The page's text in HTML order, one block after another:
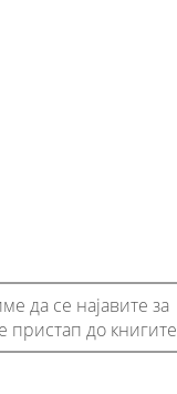
да се најавите за
пристап до книгите